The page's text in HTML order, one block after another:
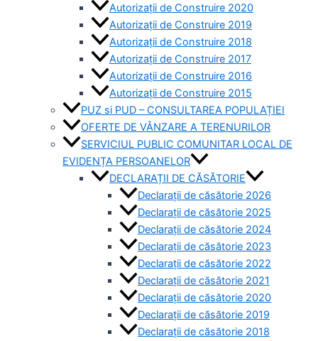
Autorizații de Construire 2020
Autorizații de Construire 2019
Autorizaţii de Construire 2018
Autorizaţii de Construire 2017
Autorizaţii de Construire 2016
Autorizaţii de Construire 2015
PUZ si PUD – CONSULTAREA POPULAȚIEI
OFERTE DE VÂNZARE A TERENURILOR
SERVICIUL PUBLIC COMUNITAR LOCAL DE
EVIDENȚA PERSOANELOR
DECLARAȚII DE CĂSĂTORIE
Declarații de căsătorie 2026
Declarații de căsătorie 2025
Declarații de căsătorie 2024
Declarații de căsătorie 2023
Declarații de căsătorie 2022
Declarații de căsătorie 2021
Declarații de căsătorie 2020
Declarații de căsătorie 2019
Declarații de căsătorie 2018